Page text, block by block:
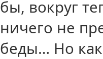
бы, вокруг
ничего не
беды… Но